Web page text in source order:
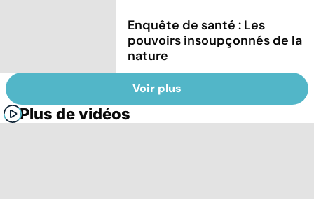
Enquête de santé : Les
pouvoirs insoupçonnés de la
nature
Voir plus
Plus de vidéos